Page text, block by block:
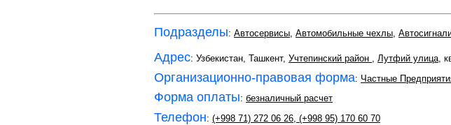
Подразделы: Автосервисы, Автомобильные чехлы,
Адрес: Узбекистан, Ташкент, Учтепинский район , Лутфий улица,
Организационно-правовая форма: Частные
Форма оплаты: безналичный расчет
Телефон: (+998 71) 272 06 26 (+998 95) 170 60 70